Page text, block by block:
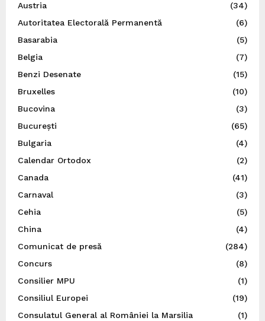
Austria
(34)
Autoritatea Electorală Permanentă
(6)
Basarabia
(5)
Belgia
(7)
Benzi Desenate
(15)
Bruxelles
(10)
Bucovina
(3)
București
(65)
Bulgaria
(4)
Calendar Ortodox
(2)
Canada
(41)
Carnaval
(3)
Cehia
(5)
China
(4)
Comunicat de presă
(284)
Concurs
(8)
Consilier MPU
(1)
Consiliul Europei
(19)
Consulatul General al României la Marsilia
(1)